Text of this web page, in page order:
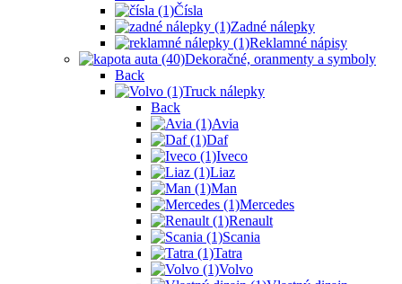
Čísla
Zadné nálepky
Reklamné nápisy
Dekoračné, oranmenty a symboly
Back
Truck nálepky
Back
Avia
Daf
Iveco
Liaz
Man
Mercedes
Renault
Scania
Tatra
Volvo